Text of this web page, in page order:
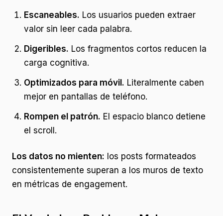
Escaneables. Los usuarios pueden extraer
valor sin leer cada palabra.
Digeribles. Los fragmentos cortos reducen la
carga cognitiva.
Optimizados para móvil. Literalmente caben
mejor en pantallas de teléfono.
Rompen el patrón. El espacio blanco detiene
el scroll.
Los datos no mienten: los posts formateados
consistentemente superan a los muros de texto
en métricas de engagement.